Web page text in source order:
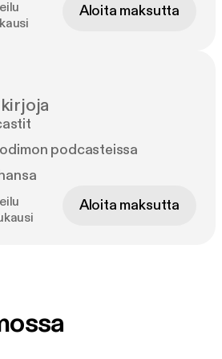
Aloita maksutta
podcasteissa
Aloita maksutta